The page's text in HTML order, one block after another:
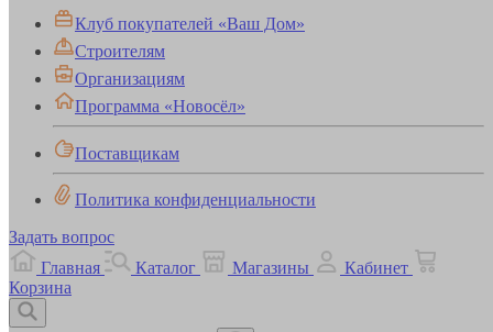
Клуб покупателей «Ваш Дом»
Строителям
Организациям
Программа «Новосёл»
Поставщикам
Политика конфиденциальности
Задать вопрос
Главная
Каталог Магазины
Кабинет
Корзина